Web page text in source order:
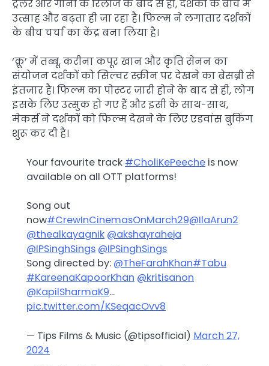
ट्रेलर और गानों के रिलीज के बाद से ही, दर्शकों के बीच में
उत्साह और बढ़ता ही जा रहा है। फिल्म ने लगातार दर्शकों
के बीच चर्चा का केंद्र बना लिया है।
‘क्रू’ में तब्बू, करीना कपूर खान और कृति सेनन का
संयोजन दर्शकों को सिल्वर स्क्रीन पर देखने का बेसब्री से
इंतजार है। फिल्म का पोस्टर जारी होने के बाद से ही, लोग
इसके लिए उत्सुक हो गए हैं और इसी के साथ-साथ,
मेकर्स ने दर्शकों को फिल्म देखने के लिए एडवांस बुकिंग
शुरू कर दी है।
Your favourite track #CholiKePeeche is now
available on all OTT platforms!
Song out
now#CrewInCinemasOnMarch29@IlaArun2
@thealkayagnik @akshayraheja
@IPSinghSings @IPSinghSings
Song directed by: @TheFarahKhan#Tabu
#KareenaKapoorKhan @kritisanon
@KapilSharmaK9…
pic.twitter.com/KSeqacOvv8
— Tips Films & Music (@tipsofficial) March 27,
2024